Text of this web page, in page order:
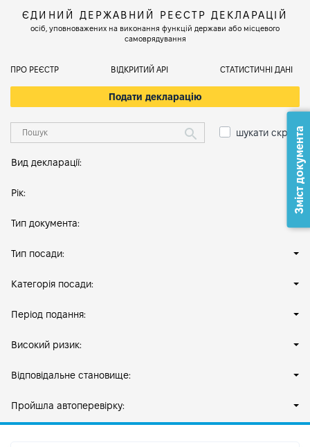
ЄДИНИЙ ДЕРЖАВНИЙ РЕЄСТР ДЕКЛАРАЦІЙ
осіб, уповноважених на виконання функцій держави або місцевого
самоврядування
ПРО РЕЄСТР ВІДКРИТИЙ АРІ СТАТИСТИЧНІ ДАНІ
Подати декларацію
шукати скрізь
Вид декларації:
Рік:
Тип документа:
Тип посади:
Категорія посади:
Період подання:
Високий ризик:
Відповідальне становище:
Пройшла автоперевірку:
Зміст документа